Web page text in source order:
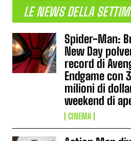
LE NEWS DELLA
Spider-Man:
New Day
record di
Endgame con
milioni di
weekend di
CINEMA